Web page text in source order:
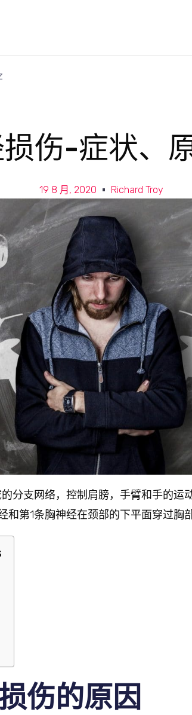
伤-症状、
19 8 月, 2020 Richard Troy
分支网络，控制肩膀，手臂和手的运
和第1条胸神经在颈部的下平面穿过胸
伤的原因